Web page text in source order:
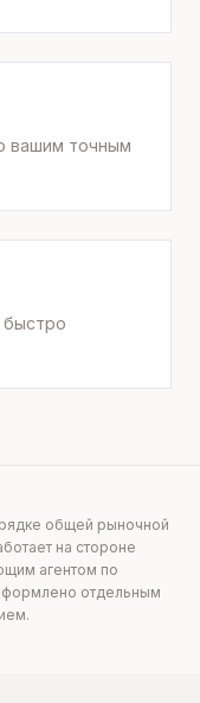
вашим точным
общей рыночной
на стороне
агентом по
отдельным